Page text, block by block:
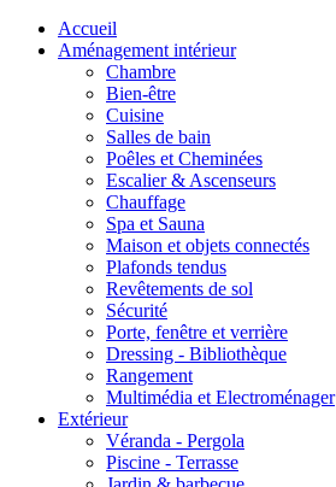
Accueil
Aménagement intérieur
Chambre
Bien-être
Cuisine
Salles de bain
Poêles et Cheminées
Escalier & Ascenseurs
Chauffage
Spa et Sauna
Maison et objets connectés
Plafonds tendus
Revêtements de sol
Sécurité
Porte, fenêtre et verrière
Dressing - Bibliothèque
Rangement
Multimédia et Electroménager
Extérieur
Véranda - Pergola
Piscine - Terrasse